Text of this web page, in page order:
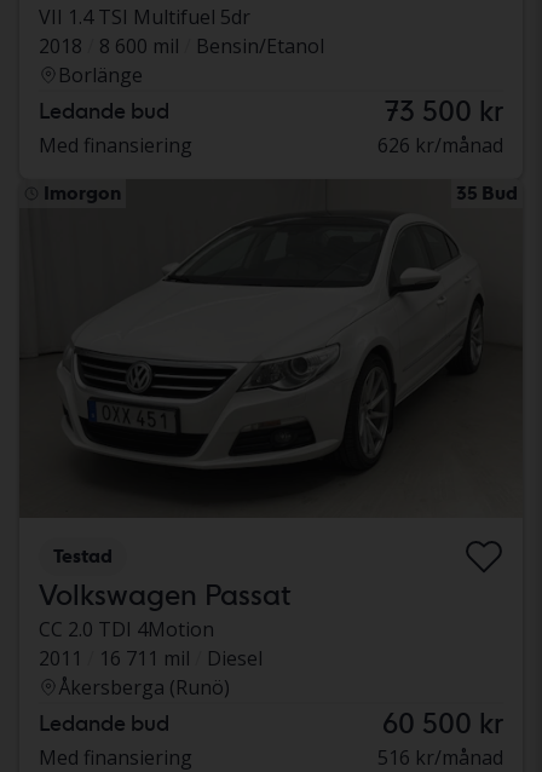
VII 1.4 TSI Multifuel 5dr
2018
8 600 mil
Bensin/Etanol
Borlänge
Ledande bud 73 500 kr
Med finansiering 626 kr/månad
Imorgon 35 Bud
Testad
Volkswagen Passat
CC 2.0 TDI 4Motion
2011
16 711 mil
Diesel
Åkersberga (Runö)
Ledande bud 60 500 kr
Med finansiering 516 kr/månad